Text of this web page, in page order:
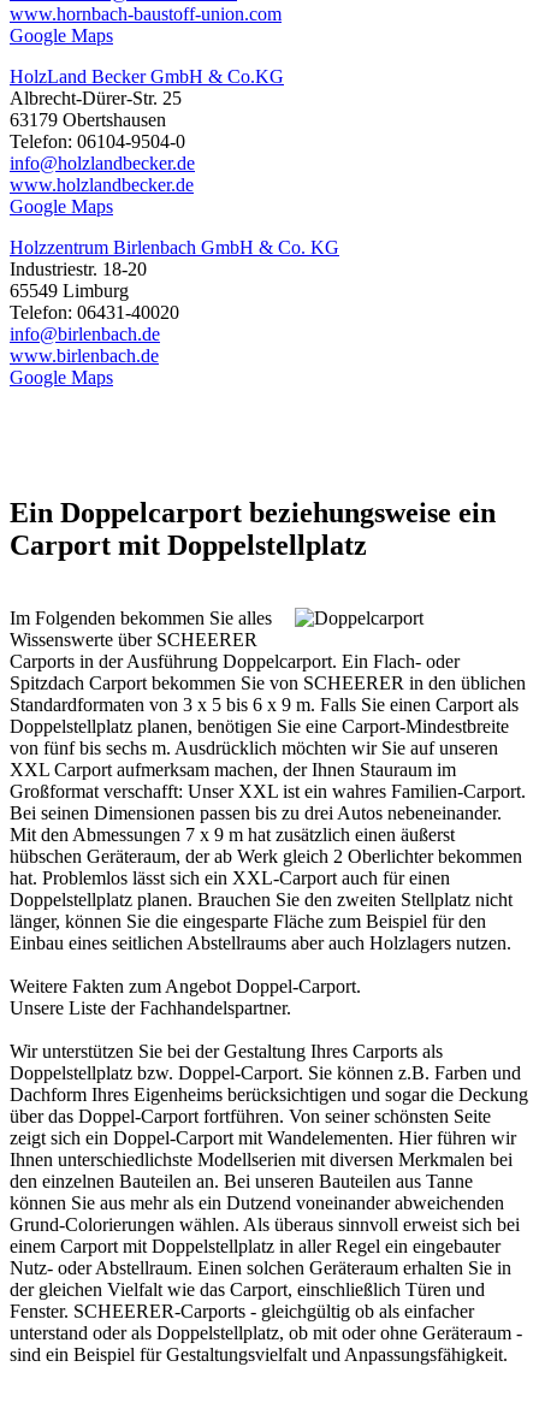
www.hornbach-baustoff-union.com
Google Maps
HolzLand Becker GmbH & Co.KG
Albrecht-Dürer-Str. 25
63179 Obertshausen
Telefon: 06104-9504-0
info@holzlandbecker.de
www.holzlandbecker.de
Google Maps
Holzzentrum Birlenbach GmbH & Co. KG
Industriestr. 18-20
65549 Limburg
Telefon: 06431-40020
info@birlenbach.de
www.birlenbach.de
Google Maps
Ein Doppelcarport beziehungsweise ein
Carport mit Doppelstellplatz
Im Folgenden bekommen Sie alles
Wissenswerte über SCHEERER
Carports in der Ausführung Doppelcarport. Ein Flach- oder
Spitzdach Carport bekommen Sie von SCHEERER in den üblichen
Standardformaten von 3 x 5 bis 6 x 9 m. Falls Sie einen Carport als
Doppelstellplatz planen, benötigen Sie eine Carport-Mindestbreite
von fünf bis sechs m. Ausdrücklich möchten wir Sie auf unseren
XXL Carport aufmerksam machen, der Ihnen Stauraum im
Großformat verschafft: Unser XXL ist ein wahres Familien-Carport.
Bei seinen Dimensionen passen bis zu drei Autos nebeneinander.
Mit den Abmessungen 7 x 9 m hat zusätzlich einen äußerst
hübschen Geräteraum, der ab Werk gleich 2 Oberlichter bekommen
hat. Problemlos lässt sich ein XXL-Carport auch für einen
Doppelstellplatz planen. Brauchen Sie den zweiten Stellplatz nicht
länger, können Sie die eingesparte Fläche zum Beispiel für den
Einbau eines seitlichen Abstellraums aber auch Holzlagers nutzen.
Weitere Fakten zum Angebot Doppel-Carport.
Unsere Liste derFachhandelspartner.
Wir unterstützen Sie bei der Gestaltung Ihres Carports als
Doppelstellplatz bzw. Doppel-Carport. Sie können z.B. Farben und
Dachform Ihres Eigenheims berücksichtigen und sogar die Deckung
über das Doppel-Carport fortführen. Von seiner schönsten Seite
zeigt sich ein Doppel-Carport mit Wandelementen. Hier führen wir
Ihnen unterschiedlichste Modellserien mit diversen Merkmalen bei
den einzelnen Bauteilen an. Bei unseren Bauteilen aus Tanne
können Sie aus mehr als ein Dutzend voneinander abweichenden
Grund-Colorierungen wählen. Als überaus sinnvoll erweist sich bei
einem Carport mit Doppelstellplatz in aller Regel ein eingebauter
Nutz- oder Abstellraum. Einen solchen Geräteraum erhalten Sie in
der gleichen Vielfalt wie das Carport, einschließlich Türen und
Fenster. SCHEERER-Carports - gleichgültig ob als einfacher
unterstand oder als Doppelstellplatz, ob mit oder ohne Geräteraum -
sind ein Beispiel für Gestaltungsvielfalt und Anpassungsfähigkeit.